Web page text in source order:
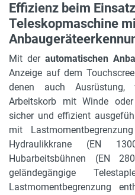
Antrieb
hydrostatisch
Tragkraft bei
3200 kg
310 bar
Wenderadius
6.4 m
Gerätelänge mit
9.03 m
Effizienz beim
Teleskopmaschine
Mit der automatischen
Anzeige auf dem
denen auch Ausrüstung,
Arbeitskorb mit Winde
sicher und effizient
mit
Hydraulikkrane (EN
Hubarbeitsbühnen (EN
geländegängige
Lastmomentbegrenzung